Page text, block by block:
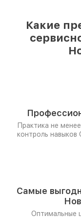
Какие
Практика не
контроль навыков
Самые
Оптимальные